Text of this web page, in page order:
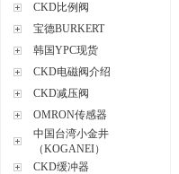
CKD比例阀
宝德BURKERT
韩国YPC现货
CKD电磁阀介绍
CKD减压阀
OMRON传感器
中国台湾小金井
（KOGANEI）
CKD缓冲器